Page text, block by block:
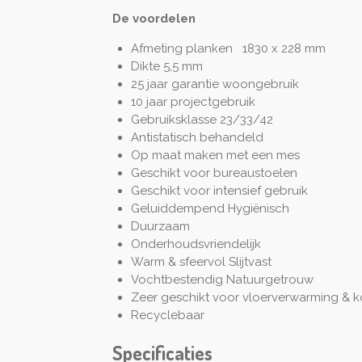
De voordelen
Afmeting planken 1830 x 228 mm
Dikte 5,5 mm
25 jaar garantie woongebruik
10 jaar projectgebruik
Gebruiksklasse 23/33/42
Antistatisch behandeld
Op maat maken met een mes
Geschikt voor bureaustoelen
Geschikt voor intensief gebruik
Geluiddempend Hygiënisch
Duurzaam
Onderhoudsvriendelijk
Warm & sfeervol Slijtvast
Vochtbestendig Natuurgetrouw
Zeer geschikt voor vloerverwarming &
Recyclebaar
Specificaties